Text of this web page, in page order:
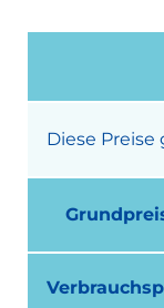
Diese